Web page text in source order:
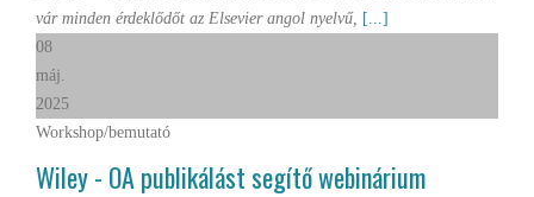
vár minden érdeklődőt az Elsevier angol nyelvű, [...]
08
máj.
2025
Workshop/bemutató
Wiley - OA publikálást segítő webinárium